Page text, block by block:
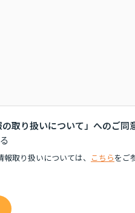
の取り扱いについて」へのご同
取り扱いについては、 こちらをご